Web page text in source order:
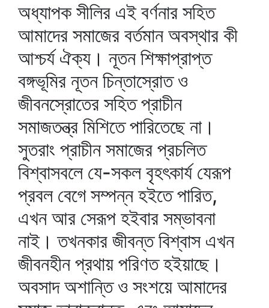
অধ্যাপক সীলির এই বর্ণনার সহিত
আমাদের সমাজের বর্তমান অবস্থার কী
আশ্চর্য ঐক্য। নূতন শিক্ষাপ্রাপ্ত
বঙ্গভূমির নূতন চিন্তাস্রোত ও
জীবনস্রোতের সহিত প্রাচীন
সমাজতন্ত্র মিশিতে পারিতেছে না।
সুতরাং প্রাচীন সমাজের প্রচলিত
বিশ্বাসবলে যে-সকল বৃহৎকার্য যেরূপ
প্রবল বেগে সম্পন্ন হইতে পারিত,
এখন আর সেরূপ হইবার সম্ভাবনা
নাই। তখনকার জীবন্ত বিশ্বাস এখন
জীবনহীন প্রথায় পরিণত হইয়াছে।
অবসাদ অশান্তি ও সংশয়ে আমাদের